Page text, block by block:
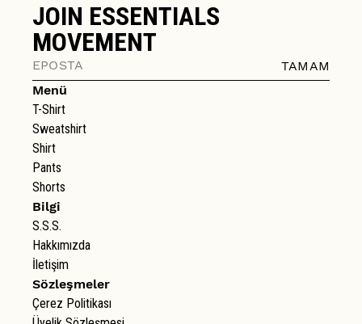
Menü
T-Shirt
Sweatshirt
Shirt
Pants
Shorts
Bilgi
S.S.S.
Hakkımızda
İletişim
Sözleşmeler
Çerez Politikası
JOIN ESSENTIALS
MOVEMENT
TAMAM